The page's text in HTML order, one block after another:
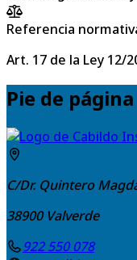
Referencia
Art. 17 de la Ley 12/
Pie de página
C/Dr. Quintero
38900 Valverde
922 550 078